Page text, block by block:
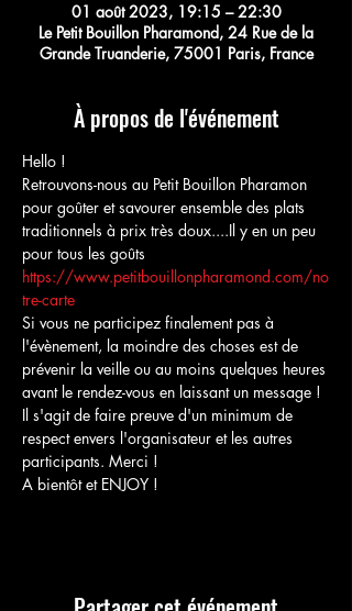
01 août 2023, 19:15 – 22:30
Le Petit Bouillon Pharamond, 24 Rue de la
Grande Truanderie, 75001 Paris, France
À propos de l'événement
Hello !
Retrouvons-nous au Petit Bouillon Pharamon
pour goûter et savourer ensemble des plats
traditionnels à prix très doux....Il y en un peu
pour tous les goûts
https://www.petitbouillonpharamond.com/no
tre-carte
Si vous ne participez finalement pas à
l'évènement, la moindre des choses est de
prévenir la veille ou au moins quelques heures
avant le rendez-vous en laissant un message !
Il s'agit de faire preuve d'un minimum de
respect envers l'organisateur et les autres
participants. Merci !
A bientôt et ENJOY !